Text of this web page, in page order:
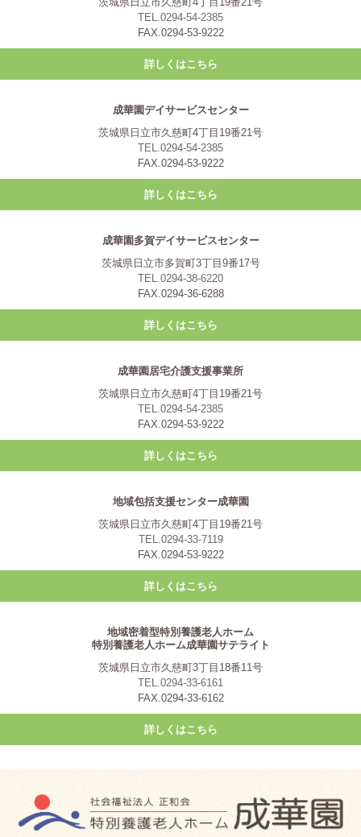
TEL.0294-54-2385
FAX.0294-53-9222
詳しくはこちら
成華園デイサービスセンター
茨城県日立市久慈町4丁目19番21号
TEL.0294-54-2385
FAX.0294-53-9222
詳しくはこちら
成華園多賀デイサービスセンター
茨城県日立市多賀町3丁目9番17号
TEL.0294-38-6220
FAX.0294-36-6288
詳しくはこちら
成華園居宅介護支援事業所
茨城県日立市久慈町4丁目19番21号
TEL.0294-54-2385
FAX.0294-53-9222
詳しくはこちら
地域包括支援センター成華園
茨城県日立市久慈町4丁目19番21号
TEL.0294-33-7119
FAX.0294-53-9222
詳しくはこちら
地域密着型特別養護老人ホーム
特別養護老人ホーム成華園サテライト
茨城県日立市久慈町3丁目18番11号
TEL.0294-33-6161
FAX.0294-33-6162
詳しくはこちら